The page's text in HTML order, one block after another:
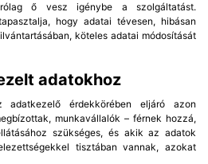
ő vesz igénybe a szolgáltatást.
hogy adatai tévesen, hibásan
köteles adatai módosítását
adatokhoz
érdekkörében eljáró azon
munkavállalók – férnek hozzá,
szükséges, és akik az adatok
tisztában vannak, azokat